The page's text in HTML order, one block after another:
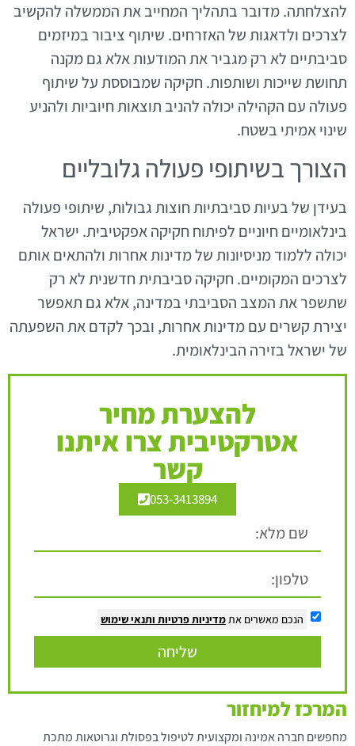
להצלחתה. מדובר בתהליך המחייב את הממשלה להקשיב
לצרכים ולדאגות של האזרחים. שיתוף ציבור במיזמים
סביבתיים לא רק מגביר את המודעות אלא גם מקנה
תחושת שייכות ושותפות. חקיקה שמבוססת על שיתוף
פעולה עם הקהילה יכולה להניב תוצאות חיוביות ולהניע
שינוי אמיתי בשטח.
הצורך בשיתופי פעולה גלובליים
בעידן של בעיות סביבתיות חוצות גבולות, שיתופי פעולה
בינלאומיים חיוניים לפיתוח חקיקה אפקטיבית. ישראל
יכולה ללמוד מניסיונות של מדינות אחרות ולהתאים אותם
לצרכים המקומיים. חקיקה סביבתית חדשנית לא רק
שתשפר את המצב הסביבתי במדינה, אלא גם תאפשר
יצירת קשרים עם מדינות אחרות, ובכך לקדם את השפעתה
של ישראל בזירה הבינלאומית.
להצערת מחיר
אטרקטיבית צרו איתנו
קשר
053-3413894
הנכם מאשרים אתמדיניות פרטיות ותנאי שימוש
שליחה
המרכז למיחזור
מחפשים חברה אמינה ומקצועית לטיפול בפסולת וגרוטאות מתכת